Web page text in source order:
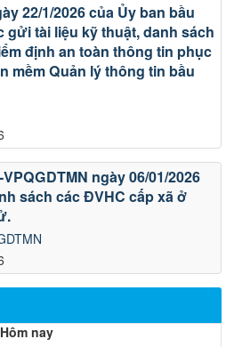
22/1/2026 của Ủy ban bầu
tài liệu kỹ thuật, danh sách
định an toàn thông tin phục
mềm Quản lý thông tin bầu
ngày 06/01/2026
sách các ĐVHC cấp xã ở
Hôm nay